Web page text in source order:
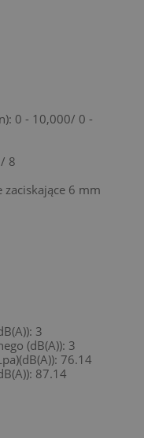
0 - 10,000/ 0 -
8
6 mm
3
(dB(A)): 3
76.14
87.14